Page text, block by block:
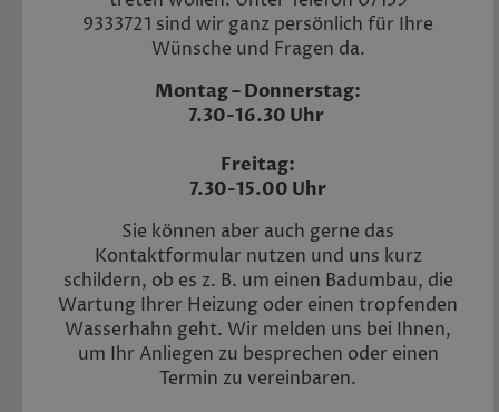
9333721 sind wir ganz persönlich für Ihre
Wünsche und Fragen da.
Montag – Donnerstag:
7.30-16.30 Uhr
Freitag:
7.30-15.00 Uhr
Sie können aber auch gerne das
Kontaktformular nutzen und uns kurz
schildern, ob es z. B. um einen Badumbau, die
Wartung Ihrer Heizung oder einen tropfenden
Wasserhahn geht. Wir melden uns bei Ihnen,
um Ihr Anliegen zu besprechen oder einen
Termin zu vereinbaren.